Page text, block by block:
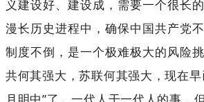
义建设好、建设成，需要一个很长
漫长历史进程中，确保中国共产党
制度不倒，是一个极难极大的风险
共何其强大，苏联何其强大，现在